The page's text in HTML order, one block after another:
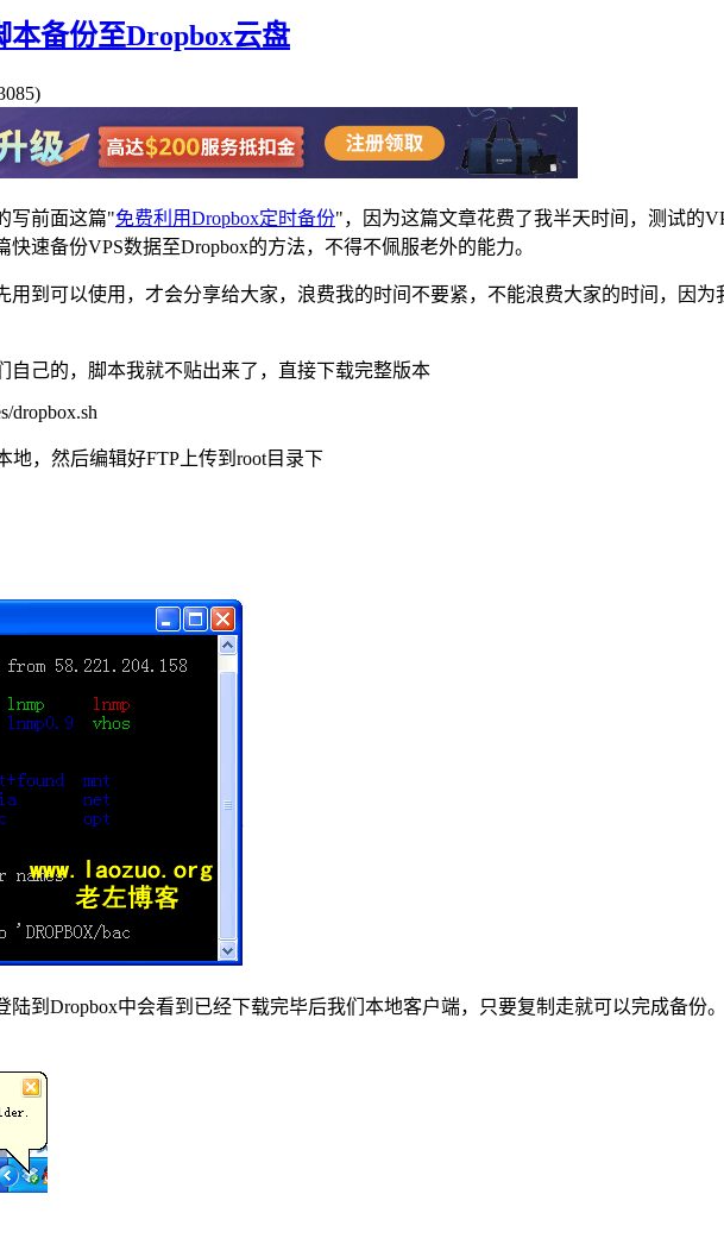
备份至Dropbox云盘
写前面这篇"免费利用Dropbox定时备份"，因为这篇文章花费了我半天时间，测试的
速备份VPS数据至Dropbox的方法，不得不佩服老外的能力。
用到可以使用，才会分享给大家，浪费我的时间不要紧，不能浪费大家的时间，因
自己的，脚本我就不贴出来了，直接下载完整版本
dropbox.sh
，然后编辑好FTP上传到root目录下
到Dropbox中会看到已经下载完毕后我们本地客户端，只要复制走就可以完成备份。